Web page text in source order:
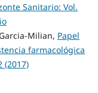
Sanitario: Vol.
Milian, Papel
farmacológica
(2017)